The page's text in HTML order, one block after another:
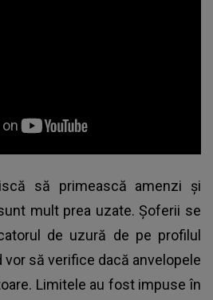
să primească amenzi și
mult prea uzate. Șoferii se
de uzură de pe profilul
vor să verifice dacă anvelopele
Limitele au fost impuse în